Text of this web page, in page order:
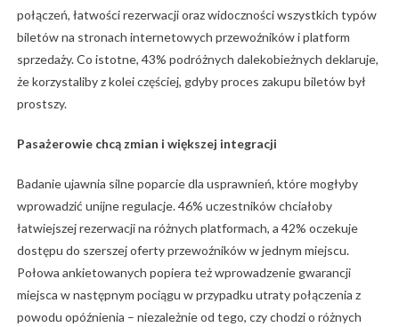
połączeń, łatwości rezerwacji oraz widoczności wszystkich typów
biletów na stronach internetowych przewoźników i platform
sprzedaży. Co istotne, 43% podróżnych dalekobieżnych deklaruje,
że korzystaliby z kolei częściej, gdyby proces zakupu biletów był
prostszy.
Pasażerowie chcą zmian i większej integracji
Badanie ujawnia silne poparcie dla usprawnień, które mogłyby
wprowadzić unijne regulacje. 46% uczestników chciałoby
łatwiejszej rezerwacji na różnych platformach, a 42% oczekuje
dostępu do szerszej oferty przewoźników w jednym miejscu.
Połowa ankietowanych popiera też wprowadzenie gwarancji
miejsca w następnym pociągu w przypadku utraty połączenia z
powodu opóźnienia – niezależnie od tego, czy chodzi o różnych